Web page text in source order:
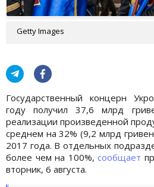
Getty Images
Государственный концерн
году получил 37,6 млрд
реализации произведенной
среднем на 32% (9,2 млрд
2017 года. В отдельных
более чем на 100%,сообщает
вторник, 6 августа.